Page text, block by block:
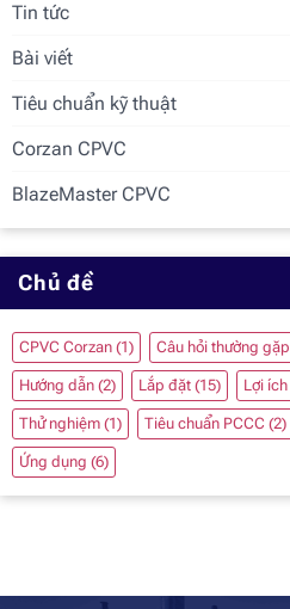
Tin tức
Bài viết
Tiêu chuẩn kỹ thuật
Corzan CPVC
BlazeMaster CPVC
Chủ đề
CPVC Corzan (1) Câu hỏi thường gặp
Hướng dẫn (2) Lắp đặt (15) Lợi ích
Thử nghiệm (1) Tiêu chuẩn PCCC (2)
Ứng dụng (6)